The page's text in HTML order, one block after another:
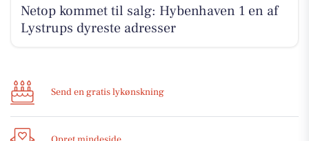
Netop kommet til salg: Hybenhaven 1 en af
Lystrups dyreste adresser
Send en gratis lykønskning